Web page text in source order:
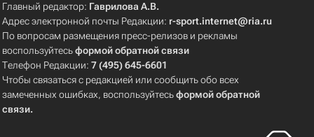
Главный редактор: Гаврилова А.В.
Адрес электронной почты Редакции: r-sport.internet@ria.ru
По вопросам размещения пресс-релизов и рекламы
воспользуйтесьформой обратной связи
Телефон Редакции:7 (495) 645-6601
Чтобы связаться с редакцией или сообщить обо всех
замеченных ошибках, воспользуйтесьформой обратной
связи.